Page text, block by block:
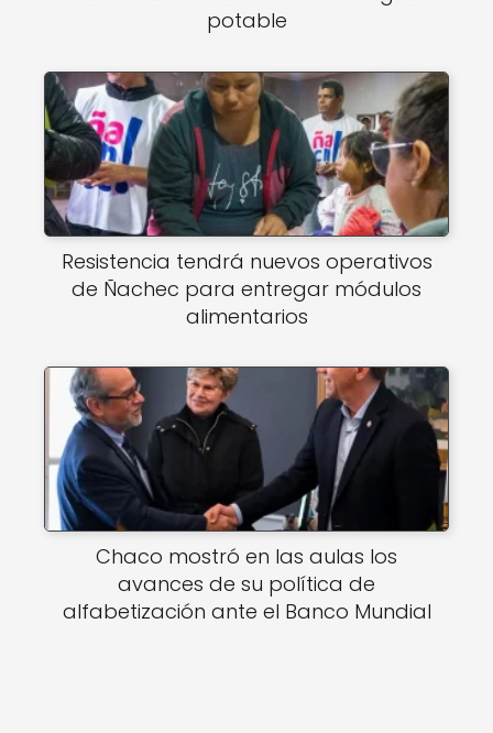
potable
Resistencia tendrá nuevos operativos
de Ñachec para entregar módulos
alimentarios
Chaco mostró en las aulas los
avances de su política de
alfabetización ante el Banco Mundial